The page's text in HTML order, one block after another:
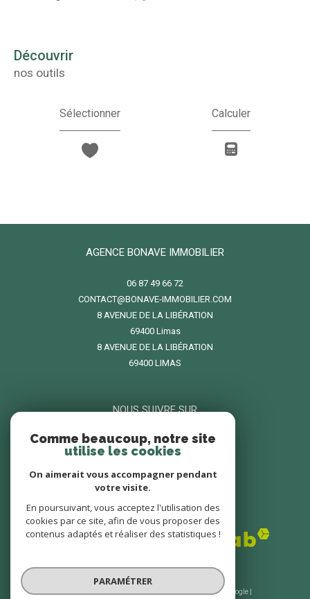
découvrir
nos outils
Sélectionner Calculer
AGENCE BONAVE IMMOBILIER
06 87 49 66 72
CONTACT@BONAVE-IMMOBILIER.COM
8 AVENUE DE LA LIBÉRATION
69400
limas
8 AVENUE DE LA LIBÉRATION
69400 LIMAS
NOUS SUIVRE SUR
ADHÉRENTS
© 2026 | Tous droits réservés | Traduction powered by Google |
Comme beaucoup, notre site
utilise les cookies
On aimerait vous accompagner pendant
votre visite.
En poursuivant, vous acceptez l'utilisation des
cookies par ce site, afin de vous proposer des
contenus adaptés et réaliser des statistiques !
PARAMÉTRER